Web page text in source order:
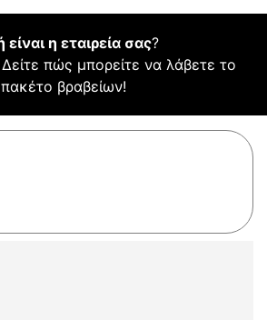
είναι η εταιρεία σας?
Δείτε πώς μπορείτε να λάβετε το
πακέτο βραβείων!